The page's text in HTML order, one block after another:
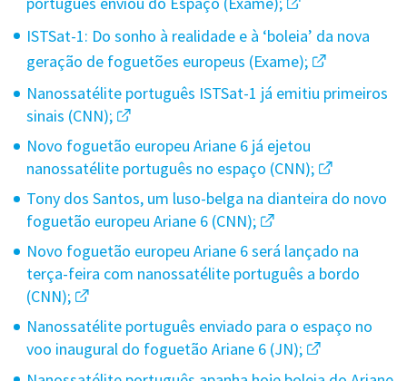
ISTSat-1: Do sonho à realidade e à ‘boleia’ da nova
geração de foguetões europeus (Exame);
Nanossatélite português ISTSat-1 já emitiu primeiros
sinais (CNN);
Novo foguetão europeu Ariane 6 já ejetou
nanossatélite português no espaço (CNN);
Tony dos Santos, um luso-belga na dianteira do novo
foguetão europeu Ariane 6 (CNN);
Novo foguetão europeu Ariane 6 será lançado na
terça-feira com nanossatélite português a bordo
(CNN);
Nanossatélite português enviado para o espaço no
voo inaugural do foguetão Ariane 6 (JN);